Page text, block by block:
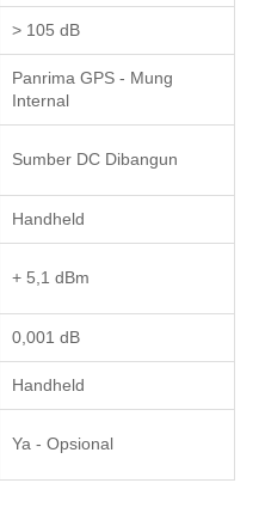
> 105 dB
Panrima GPS - Mung
Internal
Sumber DC Dibangun
Handheld
+ 5,1 dBm
0,001 dB
Handheld
Ya - Opsional